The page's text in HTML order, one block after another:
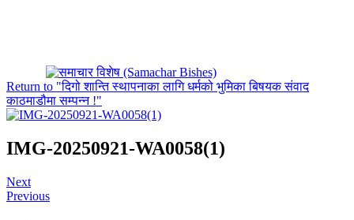
Return to "दिगो शान्ति स्थापनाका लागि धर्मको भुमिका बिषयक संवाद
काठमाडौमा सम्पन्न !"
IMG-20250921-WA0058(1)
Next
Previous